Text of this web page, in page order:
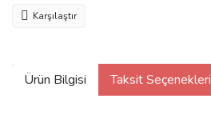
Karşılaştır
Ürün Bilgisi Taksit Seçenekleri